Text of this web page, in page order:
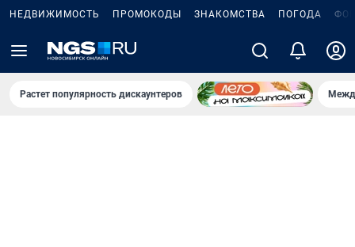
НЕДВИЖИМОСТЬ ПРОМОКОДЫ ЗНАКОМСТВА ПОГОДА
Растет популярность дискаунтеров